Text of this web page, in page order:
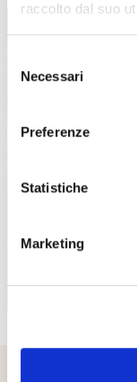
raccolto dal suo
delNecessari
Preferenze
Statistiche
Marketing